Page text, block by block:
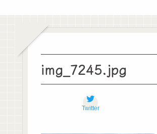
img_7245.jpg
Twitter